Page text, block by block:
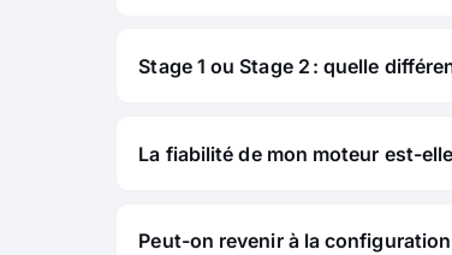
Stage 1 ou Stage 2 : quelle
La fiabilité de mon moteur est-
Peut-on revenir à la